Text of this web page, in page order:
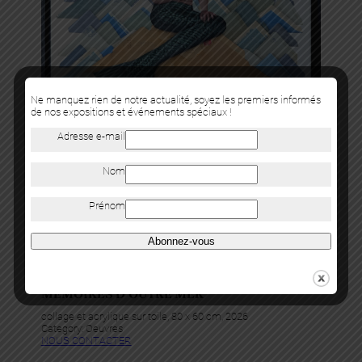
MÉMOIRES D’OUTRE MER
collage et acrylique sur toile, 80 x 60 cm, 2026
Category: Oeuvres
NOUS CONTACTER
Ne manquez rien de notre actualité, soyez les premiers informés
de nos expositions et événements spéciaux !
Adresse e-mail
Nom
Prénom
Abonnez-vous